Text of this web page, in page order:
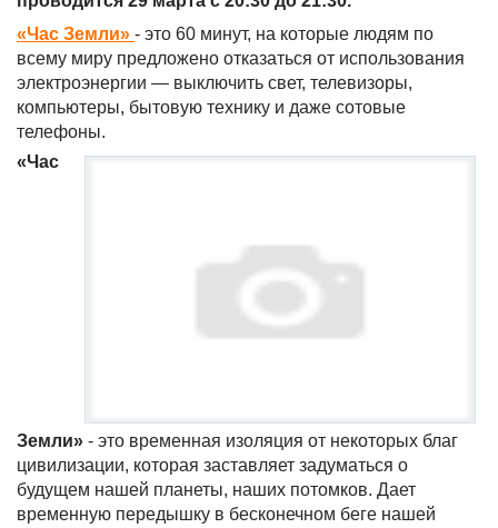
«Час Земли» - это 60 минут, на которые людям по
всему миру предложено отказаться от использования
электроэнергии — выключить свет, телевизоры,
компьютеры, бытовую технику и даже сотовые
телефоны.
«Час
Земли» - это временная изоляция от некоторых благ
цивилизации, которая заставляет задуматься о
будущем нашей планеты, наших потомков. Дает
временную передышку в бесконечном беге нашей